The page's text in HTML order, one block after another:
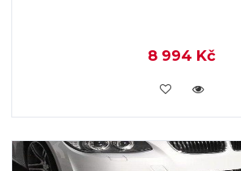
8 994 Kč
KOUPIT